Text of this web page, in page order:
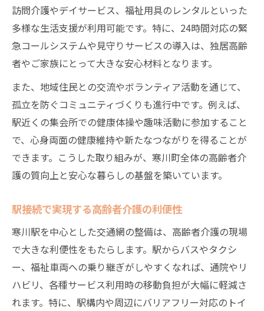
訪問介護やデイサービス、福祉用具のレンタルといった
多様な生活支援が利用可能です。特に、24時間対応の緊
急コールシステムや見守りサービスの導入は、独居高齢
者やご家族にとって大きな安心材料となります。
また、地域住民との交流やボランティア活動を通じて、
孤立を防ぐコミュニティづくりも進行中です。例えば、
駅近くの集会所での健康体操や趣味活動に参加すること
で、心身両面の健康維持や新たなつながりを得ることが
できます。こうした取り組みが、寒川町全体の高齢者介
護の質向上と安心な暮らしの基盤を築いています。
駅接続で実現する高齢者介護の利便性
寒川駅を中心とした交通網の整備は、高齢者介護の現場
で大きな利便性をもたらします。駅からバスやタクシ
ー、福祉車両への乗り継ぎがしやすくなれば、通院やリ
ハビリ、各種サービス利用時の移動負担が大幅に軽減さ
れます。特に、駅構内や周辺にバリアフリー対応のトイ